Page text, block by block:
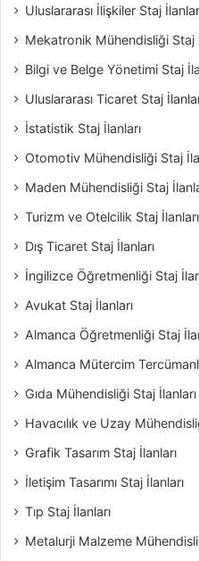
Uluslararası İlişkiler Staj
Mekatronik Mühendisliği Staj
Bilgi ve Belge Yönetimi Staj
Uluslararası Ticaret Staj
İstatistik Staj İlanları
Otomotiv Mühendisliği Staj
Maden Mühendisliği Staj
Turizm ve Otelcilik Staj İlanları
Dış Ticaret Staj İlanları
İngilizce Öğretmenliği Staj
Avukat Staj İlanları
Almanca Öğretmenliği Staj
Almanca Mütercim
Gıda Mühendisliği Staj İlanları
Havacılık ve Uzay
Grafik Tasarım Staj İlanları
İletişim Tasarımı Staj İlanları
Tıp Staj İlanları
Metalurji Malzeme